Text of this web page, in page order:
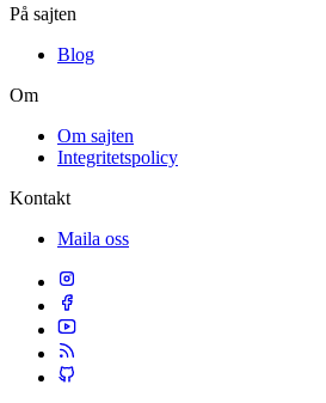
På sajten
Blog
Om
Om sajten
Integritetspolicy
Kontakt
Maila oss